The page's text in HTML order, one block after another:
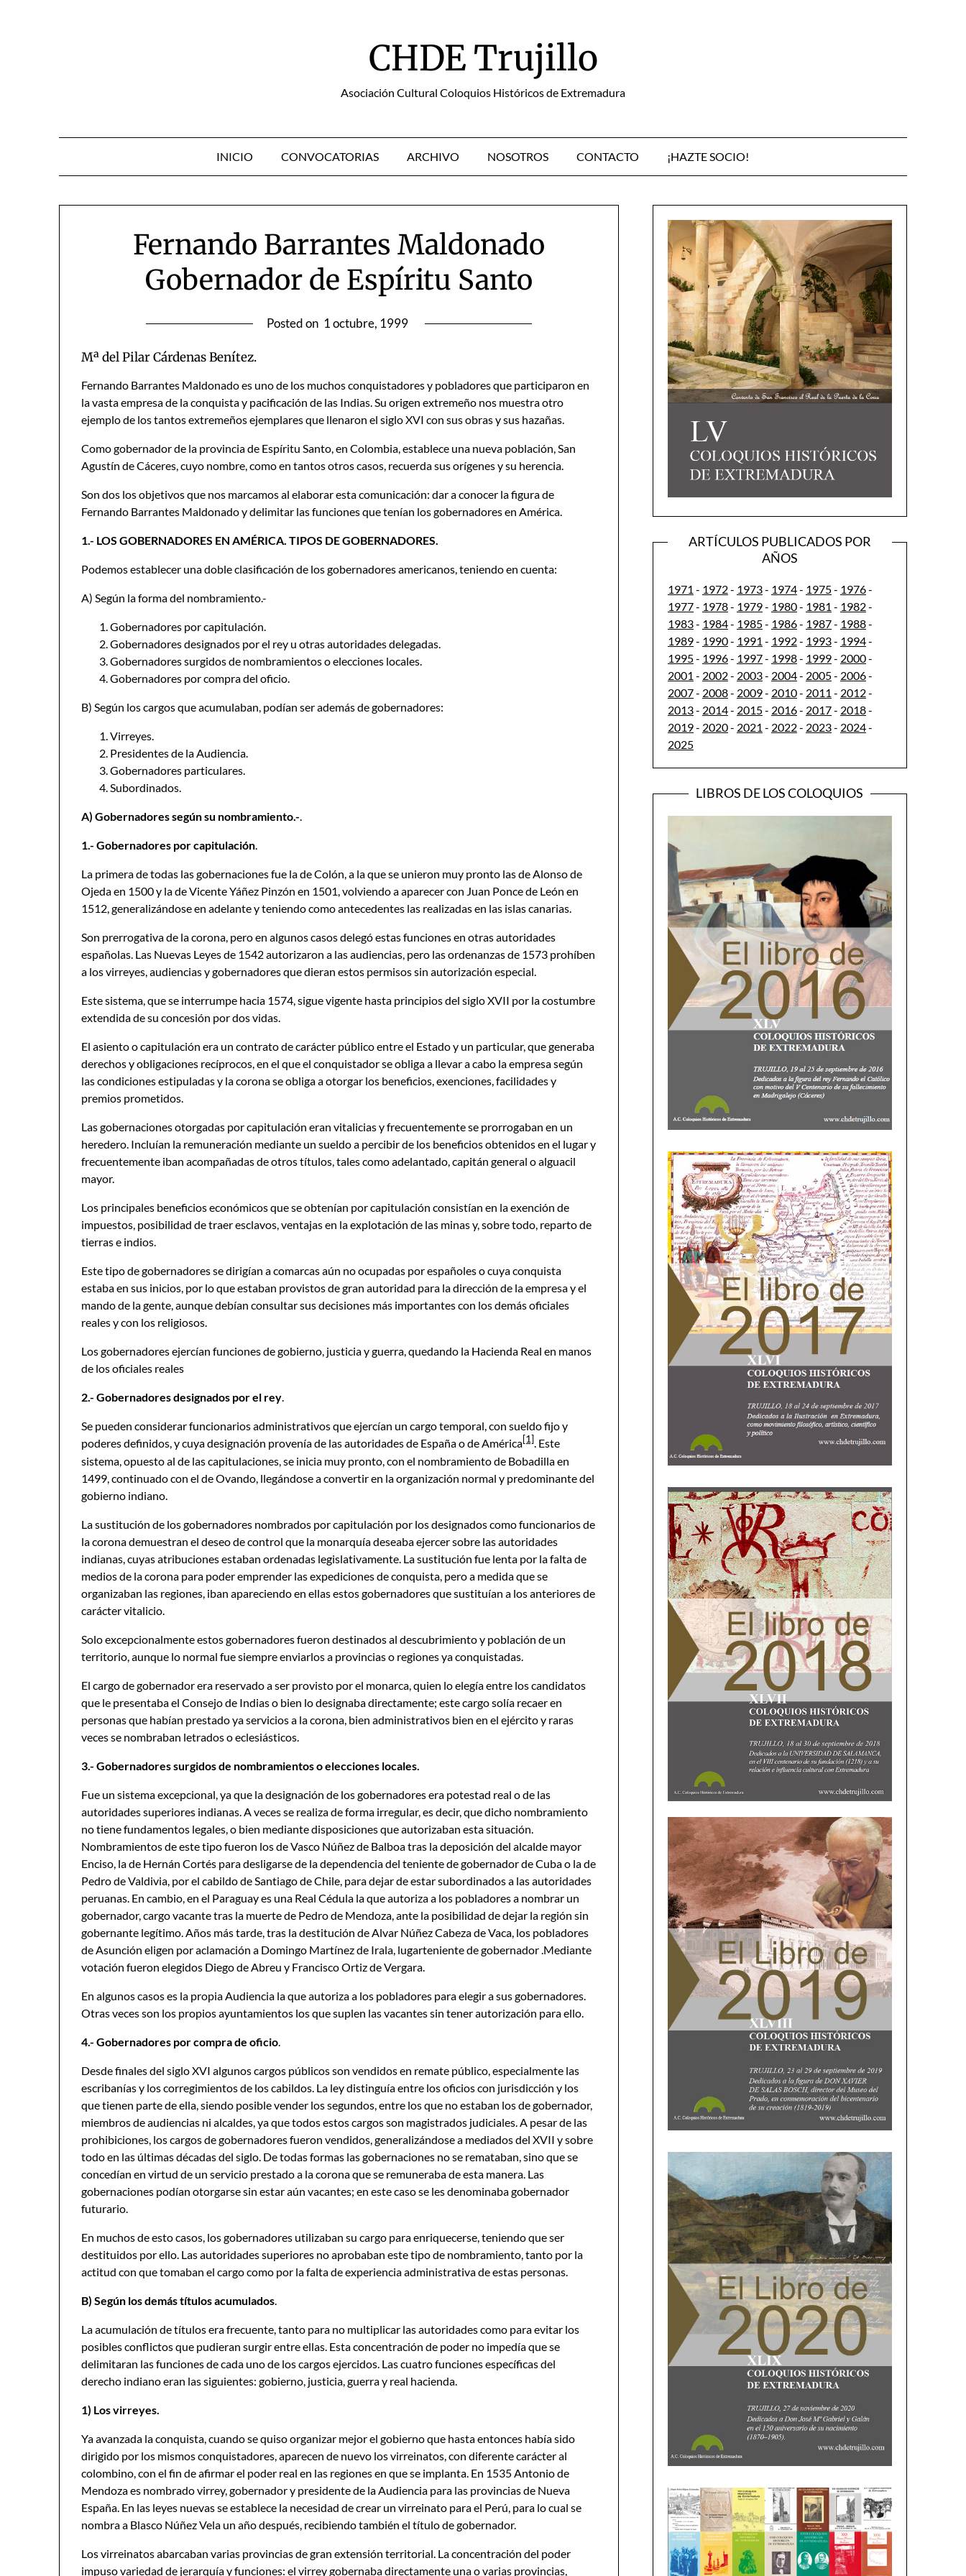
CHDE Trujillo
Asociación Cultural Coloquios Históricos de Extremadura
INICIO CONVOCATORIAS ARCHIVO NOSOTROS CONTACTO ¡HAZTE SOCIO!
Fernando Barrantes Maldonado
Gobernador de Espíritu Santo
Posted on 1 octubre, 1999
Mª del Pilar Cárdenas Benítez.
Fernando Barrantes Maldonado es uno de los muchos conquistadores y pobladores que participaron en
la vasta empresa de la conquista y pacificación de las Indias. Su origen extremeño nos muestra otro
ejemplo de los tantos extremeños ejemplares que llenaron el siglo XVI con sus obras y sus hazañas.
Como gobernador de la provincia de Espíritu Santo, en Colombia, establece una nueva población, San
Agustín de Cáceres, cuyo nombre, como en tantos otros casos, recuerda sus orígenes y su herencia.
Son dos los objetivos que nos marcamos al elaborar esta comunicación: dar a conocer la figura de
Fernando Barrantes Maldonado y delimitar las funciones que tenían los gobernadores en América.
1.- LOS GOBERNADORES EN AMÉRICA. TIPOS DE GOBERNADORES.
Podemos establecer una doble clasificación de los gobernadores americanos, teniendo en cuenta:
A) Según la forma del nombramiento.-
Gobernadores por capitulación.
Gobernadores designados por el rey u otras autoridades delegadas.
Gobernadores surgidos de nombramientos o elecciones locales.
Gobernadores por compra del oficio.
B) Según los cargos que acumulaban, podían ser además de gobernadores:
Virreyes.
Presidentes de la Audiencia.
Gobernadores particulares.
Subordinados.
A) Gobernadores según su nombramiento.-.
1.- Gobernadores por capitulación.
La primera de todas las gobernaciones fue la de Colón, a la que se unieron muy pronto las de Alonso de
Ojeda en 1500 y la de Vicente Yáñez Pinzón en 1501, volviendo a aparecer con Juan Ponce de León en
1512, generalizándose en adelante y teniendo como antecedentes las realizadas en las islas canarias.
Son prerrogativa de la corona, pero en algunos casos delegó estas funciones en otras autoridades
españolas. Las Nuevas Leyes de 1542 autorizaron a las audiencias, pero las ordenanzas de 1573 prohíben
a los virreyes, audiencias y gobernadores que dieran estos permisos sin autorización especial.
Este sistema, que se interrumpe hacia 1574, sigue vigente hasta principios del siglo XVII por la costumbre
extendida de su concesión por dos vidas.
El asiento o capitulación era un contrato de carácter público entre el Estado y un particular, que generaba
derechos y obligaciones recíprocos, en el que el conquistador se obliga a llevar a cabo la empresa según
las condiciones estipuladas y la corona se obliga a otorgar los beneficios, exenciones, facilidades y
premios prometidos.
Las gobernaciones otorgadas por capitulación eran vitalicias y frecuentemente se prorrogaban en un
heredero. Incluían la remuneración mediante un sueldo a percibir de los beneficios obtenidos en el lugar y
frecuentemente iban acompañadas de otros títulos, tales como adelantado, capitán general o alguacil
mayor.
Los principales beneficios económicos que se obtenían por capitulación consistían en la exención de
impuestos, posibilidad de traer esclavos, ventajas en la explotación de las minas y, sobre todo, reparto de
tierras e indios.
Este tipo de gobernadores se dirigían a comarcas aún no ocupadas por españoles o cuya conquista
estaba en sus inicios, por lo que estaban provistos de gran autoridad para la dirección de la empresa y el
mando de la gente, aunque debían consultar sus decisiones más importantes con los demás oficiales
reales y con los religiosos.
Los gobernadores ejercían funciones de gobierno, justicia y guerra, quedando la Hacienda Real en manos
de los oficiales reales
2.- Gobernadores designados por el rey.
Se pueden considerar funcionarios administrativos que ejercían un cargo temporal, con sueldo fijo y
poderes definidos, y cuya designación provenía de las autoridades de España o de América[1]. Este
sistema, opuesto al de las capitulaciones, se inicia muy pronto, con el nombramiento de Bobadilla en
1499, continuado con el de Ovando, llegándose a convertir en la organización normal y predominante del
gobierno indiano.
La sustitución de los gobernadores nombrados por capitulación por los designados como funcionarios de
la corona demuestran el deseo de control que la monarquía deseaba ejercer sobre las autoridades
indianas, cuyas atribuciones estaban ordenadas legislativamente. La sustitución fue lenta por la falta de
medios de la corona para poder emprender las expediciones de conquista, pero a medida que se
organizaban las regiones, iban apareciendo en ellas estos gobernadores que sustituían a los anteriores de
carácter vitalicio.
Solo excepcionalmente estos gobernadores fueron destinados al descubrimiento y población de un
territorio, aunque lo normal fue siempre enviarlos a provincias o regiones ya conquistadas.
El cargo de gobernador era reservado a ser provisto por el monarca, quien lo elegía entre los candidatos
que le presentaba el Consejo de Indias o bien lo designaba directamente; este cargo solía recaer en
personas que habían prestado ya servicios a la corona, bien administrativos bien en el ejército y raras
veces se nombraban letrados o eclesiásticos.
3.- Gobernadores surgidos de nombramientos o elecciones locales.
Fue un sistema excepcional, ya que la designación de los gobernadores era potestad real o de las
autoridades superiores indianas. A veces se realiza de forma irregular, es decir, que dicho nombramiento
no tiene fundamentos legales, o bien mediante disposiciones que autorizaban esta situación.
Nombramientos de este tipo fueron los de Vasco Núñez de Balboa tras la deposición del alcalde mayor
Enciso, la de Hernán Cortés para desligarse de la dependencia del teniente de gobernador de Cuba o la de
Pedro de Valdivia, por el cabildo de Santiago de Chile, para dejar de estar subordinados a las autoridades
peruanas. En cambio, en el Paraguay es una Real Cédula la que autoriza a los pobladores a nombrar un
gobernador, cargo vacante tras la muerte de Pedro de Mendoza, ante la posibilidad de dejar la región sin
gobernante legítimo. Años más tarde, tras la destitución de Alvar Núñez Cabeza de Vaca, los pobladores
de Asunción eligen por aclamación a Domingo Martínez de Irala, lugarteniente de gobernador .Mediante
votación fueron elegidos Diego de Abreu y Francisco Ortiz de Vergara.
En algunos casos es la propia Audiencia la que autoriza a los pobladores para elegir a sus gobernadores.
Otras veces son los propios ayuntamientos los que suplen las vacantes sin tener autorización para ello.
4.- Gobernadores por compra de oficio.
Desde finales del siglo XVI algunos cargos públicos son vendidos en remate público, especialmente las
escribanías y los corregimientos de los cabildos. La ley distinguía entre los oficios con jurisdicción y los
que tienen parte de ella, siendo posible vender los segundos, entre los que no estaban los de gobernador,
miembros de audiencias ni alcaldes, ya que todos estos cargos son magistrados judiciales. A pesar de las
prohibiciones, los cargos de gobernadores fueron vendidos, generalizándose a mediados del XVII y sobre
todo en las últimas décadas del siglo. De todas formas las gobernaciones no se remataban, sino que se
concedían en virtud de un servicio prestado a la corona que se remuneraba de esta manera. Las
gobernaciones podían otorgarse sin estar aún vacantes; en este caso se les denominaba gobernador
futurario.
En muchos de esto casos, los gobernadores utilizaban su cargo para enriquecerse, teniendo que ser
destituidos por ello. Las autoridades superiores no aprobaban este tipo de nombramiento, tanto por la
actitud con que tomaban el cargo como por la falta de experiencia administrativa de estas personas.
B) Según los demás títulos acumulados.
La acumulación de títulos era frecuente, tanto para no multiplicar las autoridades como para evitar los
posibles conflictos que pudieran surgir entre ellas. Esta concentración de poder no impedía que se
delimitaran las funciones de cada uno de los cargos ejercidos. Las cuatro funciones específicas del
derecho indiano eran las siguientes: gobierno, justicia, guerra y real hacienda.
1) Los virreyes.
Ya avanzada la conquista, cuando se quiso organizar mejor el gobierno que hasta entonces había sido
dirigido por los mismos conquistadores, aparecen de nuevo los virreinatos, con diferente carácter al
colombino, con el fin de afirmar el poder real en las regiones en que se implanta. En 1535 Antonio de
Mendoza es nombrado virrey, gobernador y presidente de la Audiencia para las provincias de Nueva
España. En las leyes nuevas se establece la necesidad de crear un virreinato para el Perú, para lo cual se
nombra a Blasco Núñez Vela un año después, recibiendo también el título de gobernador.
Los virreinatos abarcaban varias provincias de gran extensión territorial. La concentración del poder
impuso variedad de jerarquía y funciones: el virrey gobernaba directamente una o varias provincias,
ARTÍCULOS PUBLICADOS POR
AÑOS
1971 - 1972- 1973- 1974- 1975- 1976-
1977- 1978- 1979- 1980- 1981 - 1982-
1983- 1984- 1985- 1986- 1987- 1988-
1989- 1990- 1991 - 1992- 1993- 1994-
1995- 1996- 1997- 1998- 1999- 2000-
2001 - 2002- 2003- 2004- 2005- 2006-
2007- 2008- 2009- 2010- 2011 - 2012-
2013- 2014- 2015- 2016- 2017- 2018-
2019- 2020- 2021 - 2022- 2023- 2024-
2025
LIBROS DE LOS COLOQUIOS